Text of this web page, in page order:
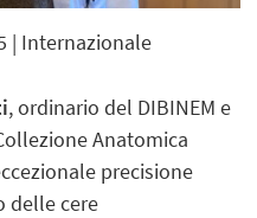
| Internazionale
, ordinario del DIBINEM e
Anatomica
precisione
delle cere